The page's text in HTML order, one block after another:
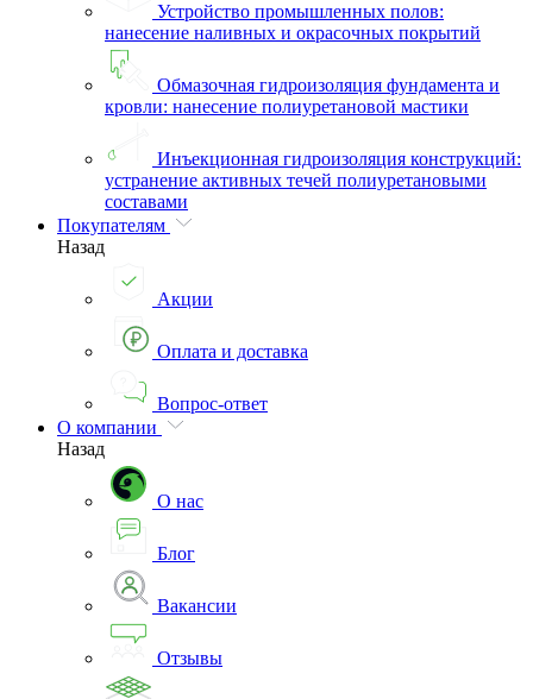
Устройство промышленных полов:
нанесение наливных и окрасочных покрытий
Обмазочная гидроизоляция фундамента и
кровли: нанесение полиуретановой мастики
Инъекционная гидроизоляция конструкций:
устранение активных течей полиуретановыми
составами
Покупателям
Назад
Акции
Оплата и доставка
Вопрос-ответ
О компании
Назад
О нас
Блог
Вакансии
Отзывы